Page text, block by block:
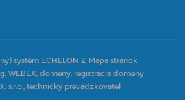
systém ECHELON 2, Mapa stránok
WEBEX, domény, registrácia domény
s.r.o., technický prevádzkovateľ